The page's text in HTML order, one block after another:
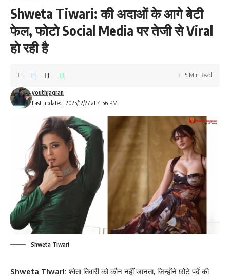
Shweta Tiwari: की अदाओं के आगे बेटी
फेल, फोटो Social Media पर तेजी से Viral
हो रही है
Last updated: 2025/12/27 at 4:56 PM
youthjagran
5 Min Read
Shweta Tiwari
Shweta Tiwari:श्वेता तिवारी को कौन नहीं जानता, जिन्होंने छोटे पर्दे की